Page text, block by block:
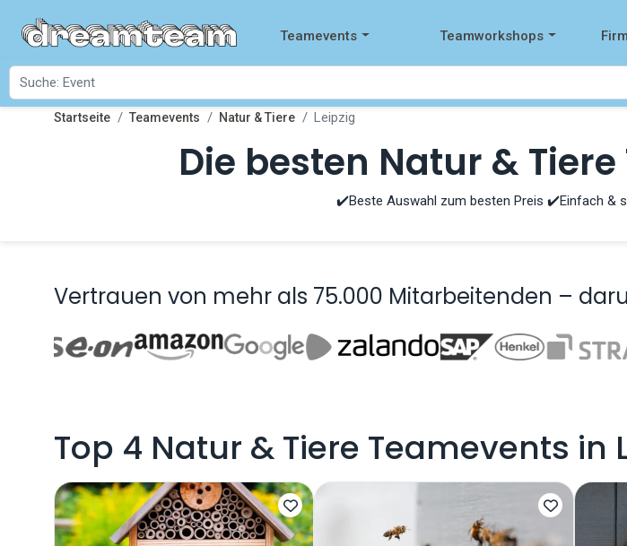
Teamevents Teamworkshops
Startseite Teamevents Natur & Tiere Leipzig
Die besten Natur &
✔️Beste Auswahl zum besten Preis ✔️Einfach &
Vertrauen von mehr als 75.000 Mitarbeitenden –
Top 4 Natur & Tiere Teamevents in